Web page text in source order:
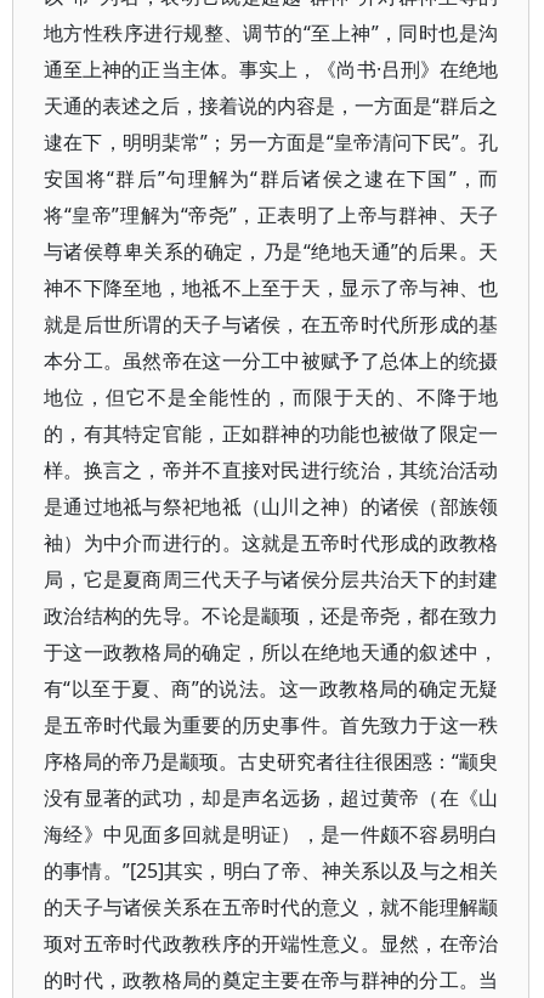
地方性秩序进行规整、调节的“至上神”，同时也是沟
通至上神的正当主体。事实上，《尚书·吕刑》在绝地
天通的表述之后，接着说的内容是，一方面是“群后之
逮在下，明明棐常”；另一方面是“皇帝清问下民”。孔
安国将“群后”句理解为“群后诸侯之逮在下国”，而
将“皇帝”理解为“帝尧”，正表明了上帝与群神、天子
与诸侯尊卑关系的确定，乃是“绝地天通”的后果。天
神不下降至地，地祗不上至于天，显示了帝与神、也
就是后世所谓的天子与诸侯，在五帝时代所形成的基
本分工。虽然帝在这一分工中被赋予了总体上的统摄
地位，但它不是全能性的，而限于天的、不降于地
的，有其特定官能，正如群神的功能也被做了限定一
样。换言之，帝并不直接对民进行统治，其统治活动
是通过地祗与祭祀地祗（山川之神）的诸侯（部族领
袖）为中介而进行的。这就是五帝时代形成的政教格
局，它是夏商周三代天子与诸侯分层共治天下的封建
政治结构的先导。不论是颛顼，还是帝尧，都在致力
于这一政教格局的确定，所以在绝地天通的叙述中，
有“以至于夏、商”的说法。这一政教格局的确定无疑
是五帝时代最为重要的历史事件。首先致力于这一秩
序格局的帝乃是颛顼。古史研究者往往很困惑：“颛臾
没有显著的武功，却是声名远扬，超过黄帝（在《山
海经》中见面多回就是明证），是一件颇不容易明白
的事情。”[25]其实，明白了帝、神关系以及与之相关
的天子与诸侯关系在五帝时代的意义，就不能理解颛
顼对五帝时代政教秩序的开端性意义。显然，在帝治
的时代，政教格局的奠定主要在帝与群神的分工。当